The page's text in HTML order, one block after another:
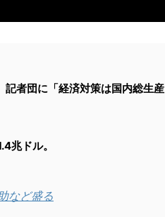
記者団に「経済対策は国内総生産
兆ドル。
など盛る